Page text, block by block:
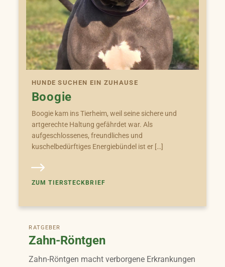
HUNDE SUCHEN EIN ZUHAUSE
Boogie
Boogie kam ins Tierheim, weil seine sichere und
artgerechte Haltung gefährdet war. Als
aufgeschlossenes, freundliches und
kuschelbedürftiges Energiebündel ist er […]
ZUM TIERSTECKBRIEF
RATGEBER
Zahn-Röntgen
Zahn-Röntgen macht verborgene Erkrankungen